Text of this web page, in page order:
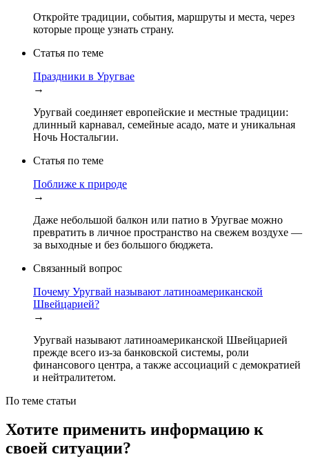
Откройте традиции, события, маршруты и места, через
которые проще узнать страну.
Статья по теме
Праздники в Уругвае
→
Уругвай соединяет европейские и местные традиции:
длинный карнавал, семейные асадо, мате и уникальная
Ночь Ностальгии.
Статья по теме
Поближе к природе
→
Даже небольшой балкон или патио в Уругвае можно
превратить в личное пространство на свежем воздухе —
за выходные и без большого бюджета.
Связанный вопрос
Почему Уругвай называют латиноамериканской
Швейцарией?
→
Уругвай называют латиноамериканской Швейцарией
прежде всего из-за банковской системы, роли
финансового центра, а также ассоциаций с демократией
и нейтралитетом.
По теме статьи
Хотите применить информацию к
своей ситуации?